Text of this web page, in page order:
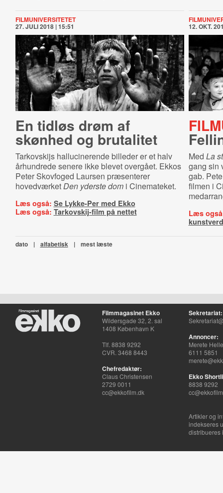
FILMUNIVERSITETET
27. JULI 2018 | 15:51
En tidløs drøm af
skønhed og brutalitet
Tarkovskijs hallucinerende billeder er et halv
århundrede senere ikke blevet overgået. Ekkos
Peter Skovfoged Laursen præsenterer
hovedværketDen yderste domi Cinemateket.
Læs også: Se Lykke-Per med Ekko
Læs også: Tarkovskij-film på nettet
12. OKT.
Med La
gang sin
gab.
filmen i
Læs
dato | alfabetisk | mest læste
Filmmagasinet Ekko
Wildersgade 32, 2. sal
1408 København K
Tlf. 8838 9292
CVR. 3468 8443
Chefredaktør:
Claus Christensen
2729 0011
cc@ekkofilm.dk
Sekretariat:
Annoncer:
Merete
6111 5851
Ekko
8838 9292
Artikler og
indekseres
distribueres